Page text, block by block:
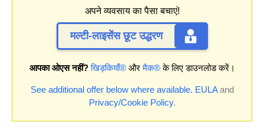
अपने व्यवसाय का पैसा बचाएं!
मल्टी-लाइसेंस छूट उद्धरण
आपका ओएस नहीं? खिड़कियाँ®औरमैक®के लिए डाउनलोड करें।
See additional offer below where available. EULAand
Privacy/Cookie Policy.